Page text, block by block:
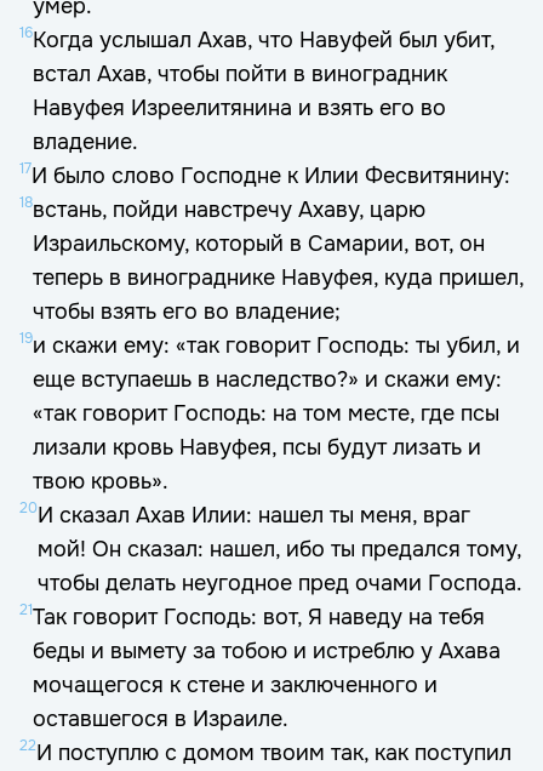
умер.
16Когда услышал Ахав, что Навуфей был убит,
встал Ахав, чтобы пойти в виноградник
Навуфея Изреелитянина и взять его во
владение.
17И было слово Господне к Илии Фесвитянину:
18встань, пойди навстречу Ахаву, царю
Израильскому, который в Самарии, вот, он
теперь в винограднике Навуфея, куда пришел,
чтобы взять его во владение;
19и скажи ему: «так говорит Господь: ты убил, и
еще вступаешь в наследство?» и скажи ему:
«так говорит Господь: на том месте, где псы
лизали кровь Навуфея, псы будут лизать и
твою кровь».
20И сказал Ахав Илии: нашел ты меня, враг
мой! Он сказал: нашел, ибо ты предался тому,
чтобы делать неугодное пред очами Господа.
21Так говорит Господь: вот, Я наведу на тебя
беды и вымету за тобою и истреблю у Ахава
мочащегося к стене и заключенного и
оставшегося в Израиле.
22И поступлю с домом твоим так, как поступил